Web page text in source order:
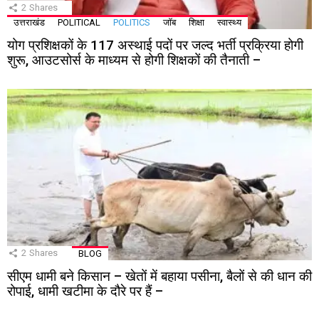
2 Shares
उत्तराखंड
POLITICAL POLITICS जॉब शिक्षा स्वास्थ्य
योग प्रशिक्षकों के 117 अस्थाई पदों पर जल्द भर्ती प्रक्रिया होगी
शुरू, आउटसोर्स के माध्यम से होगी शिक्षकों की तैनाती –
2 Shares BLOG
सीएम धामी बने किसान – खेतों में बहाया पसीना, बैलों से की धान की
रोपाई, धामी खटीमा के दौरे पर हैं –